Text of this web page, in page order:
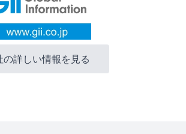
の詳しい情報を見る